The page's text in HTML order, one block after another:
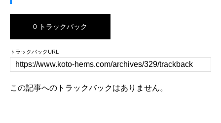
0 トラックバック
トラックバックURL
この記事へのトラックバックはありません。